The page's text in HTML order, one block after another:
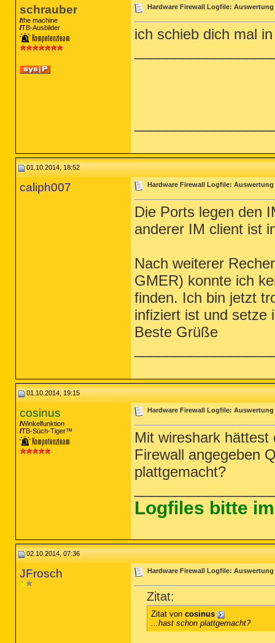
schrauber
the machine
TB-Ausbilder
Hardware Firewall Logfile:
ich schieb dich mal
01.10.2014, 18:52
caliph007 Hardware Firewall Logfile:
Die Ports legen den
anderer IM client ist
Nach weiterer
GMER) konnte ich
finden. Ich bin jetzt
infiziert ist und setze
Beste Grüße
01.10.2014, 19:15
cosinus
Winkelfunktion
TB-Süch-Tiger™
Hardware Firewall Logfile:
Mit wireshark
Firewall angegeben
plattgemacht?
Logfiles bitte
02.10.2014, 07:36
JFrosch Hardware Firewall Logfile:
Zitat:
Zitat von cosinus
...hast schon plattgemacht?